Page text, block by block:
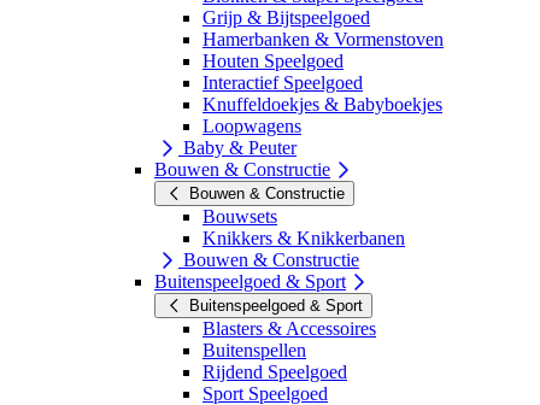
Grijp & Bijtspeelgoed
Hamerbanken & Vormenstoven
Houten Speelgoed
Interactief Speelgoed
Knuffeldoekjes & Babyboekjes
Loopwagens
Baby & Peuter
Bouwen & Constructie
Bouwen & Constructie
Bouwsets
Knikkers & Knikkerbanen
Bouwen & Constructie
Buitenspeelgoed & Sport
Buitenspeelgoed & Sport
Blasters & Accessoires
Buitenspellen
Rijdend Speelgoed
Sport Speelgoed